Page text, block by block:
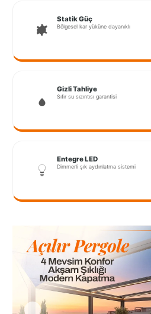
Statik Güç
Bölgesel kar yüküne dayanıklı
Gizli Tahliye
Sıfır su sızıntısı garantisi
Entegre LED
Dimmerli şık aydınlatma sistemi
Muğla
Muş
Coquitlam
Sarajevo
Tilburg
Van
Yalova